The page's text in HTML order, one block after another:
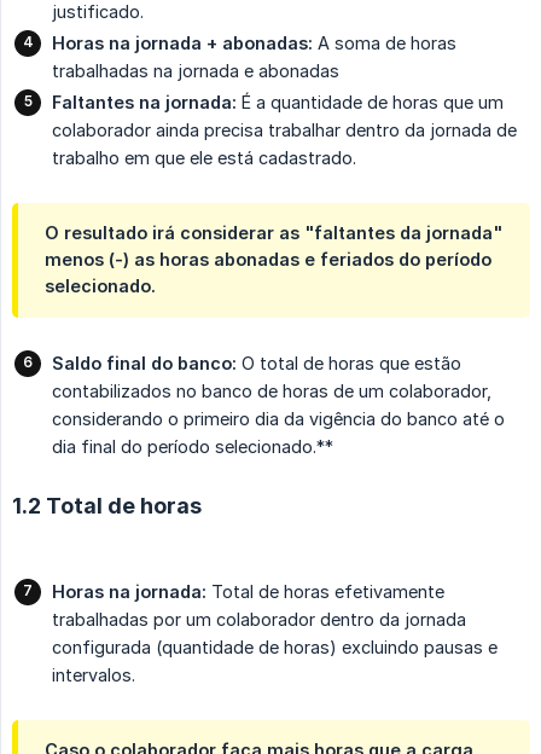
justificado.
Horas na jornada + abonadas: A soma de horas
trabalhadas na jornada e abonadas
Faltantes na jornada: É a quantidade de horas que um
colaborador ainda precisa trabalhar dentro da jornada de
trabalho em que ele está cadastrado.
O resultado irá considerar as "faltantes da jornada"
menos (-) as horas abonadas e feriados do período
selecionado.
Saldo final do banco: O total de horas que estão
contabilizados no banco de horas de um colaborador,
considerando o primeiro dia da vigência do banco até o
dia final do período selecionado.**
1.2 Total de horas
Horas na jornada: Total de horas efetivamente
trabalhadas por um colaborador dentro da jornada
configurada (quantidade de horas) excluindo pausas e
intervalos.
Caso o colaborador faça mais horas que a carga